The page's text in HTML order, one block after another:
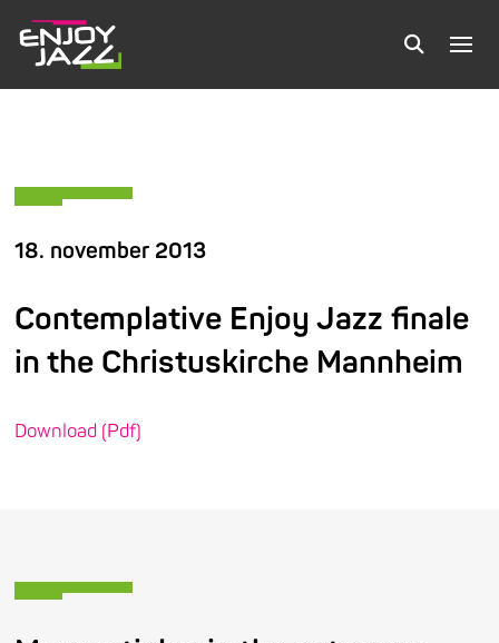
18. november 2013
Contemplative Enjoy Jazz finale
in the Christuskirche Mannheim
Download (Pdf)